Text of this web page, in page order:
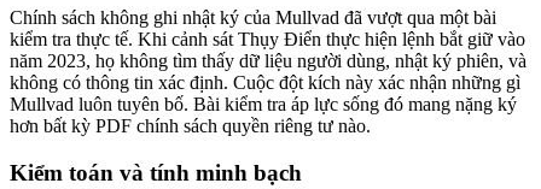
Chính sách không ghi nhật ký của Mullvad đã vượt qua một bài
kiểm tra thực tế. Khi cảnh sát Thụy Điển thực hiện lệnh bắt giữ vào
năm 2023, họ không tìm thấy dữ liệu người dùng, nhật ký phiên, và
không có thông tin xác định. Cuộc đột kích này xác nhận những gì
Mullvad luôn tuyên bố. Bài kiểm tra áp lực sống đó mang nặng ký
hơn bất kỳ PDF chính sách quyền riêng tư nào.
Kiểm toán và tính minh bạch